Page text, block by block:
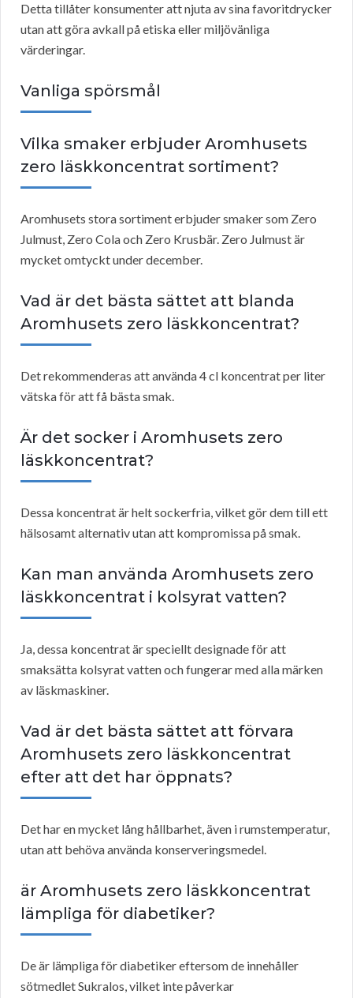
Detta tillåter konsumenter att njuta av sina favoritdrycker
utan att göra avkall på etiska eller miljövänliga
värderingar.
Vanliga spörsmål
Vilka smaker erbjuder Aromhusets
zero läskkoncentrat sortiment?
Aromhusets stora sortiment erbjuder smaker som Zero
Julmust, Zero Cola och Zero Krusbär. Zero Julmust är
mycket omtyckt under december.
Vad är det bästa sättet att blanda
Aromhusets zero läskkoncentrat?
Det rekommenderas att använda 4 cl koncentrat per liter
vätska för att få bästa smak.
Är det socker i Aromhusets zero
läskkoncentrat?
Dessa koncentrat är helt sockerfria, vilket gör dem till ett
hälsosamt alternativ utan att kompromissa på smak.
Kan man använda Aromhusets zero
läskkoncentrat i kolsyrat vatten?
Ja, dessa koncentrat är speciellt designade för att
smaksätta kolsyrat vatten och fungerar med alla märken
av läskmaskiner.
Vad är det bästa sättet att förvara
Aromhusets zero läskkoncentrat
efter att det har öppnats?
Det har en mycket lång hållbarhet, även i rumstemperatur,
utan att behöva använda konserveringsmedel.
är Aromhusets zero läskkoncentrat
lämpliga för diabetiker?
De är lämpliga för diabetiker eftersom de innehåller
sötmedlet Sukralos, vilket inte påverkar